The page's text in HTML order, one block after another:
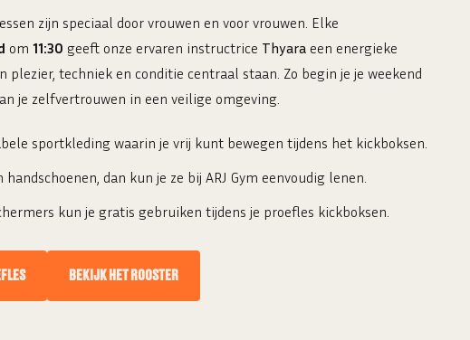
zijn speciaal door vrouwen en voor vrouwen. Elke
om 11:30 geeft onze ervaren instructrice Thyara een energieke
plezier, techniek en conditie centraal staan. Zo begin je je weekend
je zelfvertrouwen in een veilige omgeving.
sportkleding waarin je vrij kunt bewegen tijdens het kickboksen.
handschoenen, dan kun je ze bij ARJ Gym eenvoudig lenen.
kun je gratis gebruiken tijdens je proefles kickboksen.
BEKIJK HET ROOSTER